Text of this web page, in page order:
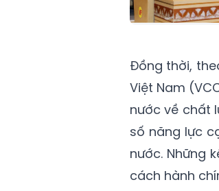
Đồng thời,
Việt Nam
nước về chất
số năng lực
nước. Những
cách hành